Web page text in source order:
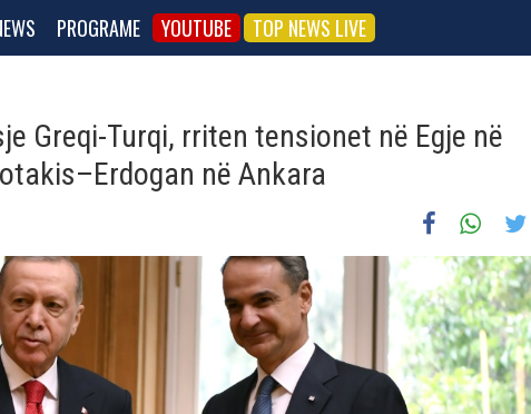
PROGRAME YOUTUBE TOP NEWS LIVE
Greqi-Turqi, rriten tensionet në Egje në
në Ankara